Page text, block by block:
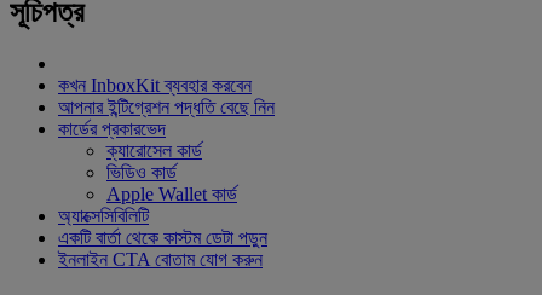
সূচিপত্র
কখন InboxKit ব্যবহার করবেন
আপনার ইন্টিগ্রেশন পদ্ধতি বেছে নিন
কার্ডের প্রকারভেদ
ক্যারোসেল কার্ড
ভিডিও কার্ড
Apple Wallet কার্ড
অ্যাক্সেসিবিলিটি
একটি বার্তা থেকে কাস্টম ডেটা পড়ুন
ইনলাইন CTA বোতাম যোগ করুন